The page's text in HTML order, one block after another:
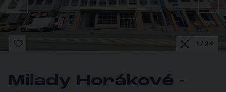
1 / 24
Milady Horákové -